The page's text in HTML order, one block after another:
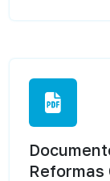
Reformas